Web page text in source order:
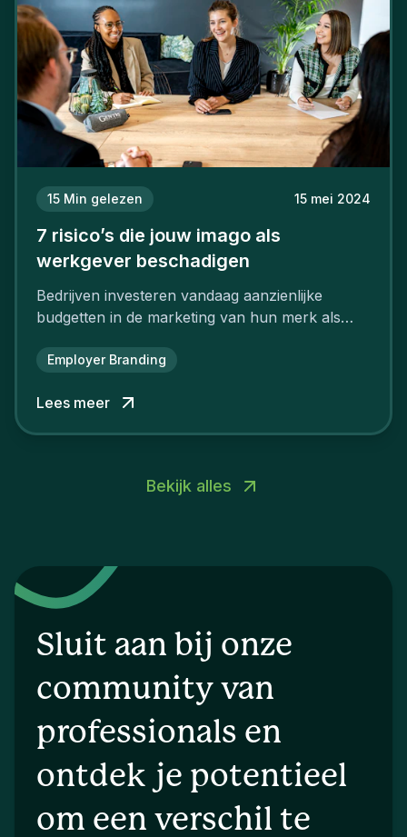
15 Min gelezen 15 mei 2024
7 risico’s die jouw imago als
werkgever beschadigen
Bedrijven investeren vandaag aanzienlijke
budgetten in de marketing van hun merk als
Employer Branding
Lees meer
Bekijk alles
Sluit aan bij onze
community van
professionals en
ontdek je potentieel
om een verschil te